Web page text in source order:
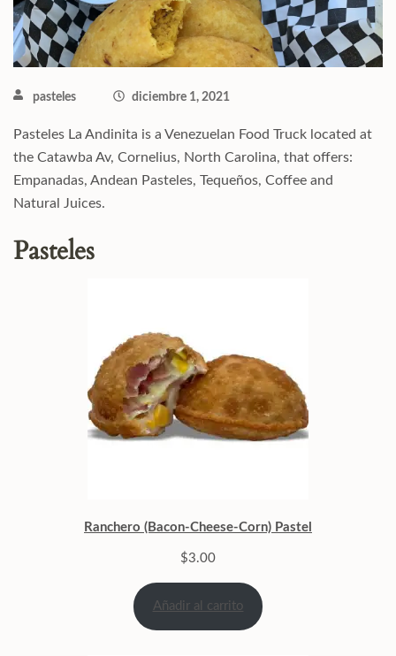
pasteles diciembre 1, 2021
Pasteles La Andinita is a Venezuelan Food Truck located at
the Catawba Av, Cornelius, North Carolina, that offers:
Empanadas, Andean Pasteles, Tequeños, Coffee and
Natural Juices.
Pasteles
Ranchero (Bacon-Cheese-Corn) Pastel
$3.00
Añadir al carrito